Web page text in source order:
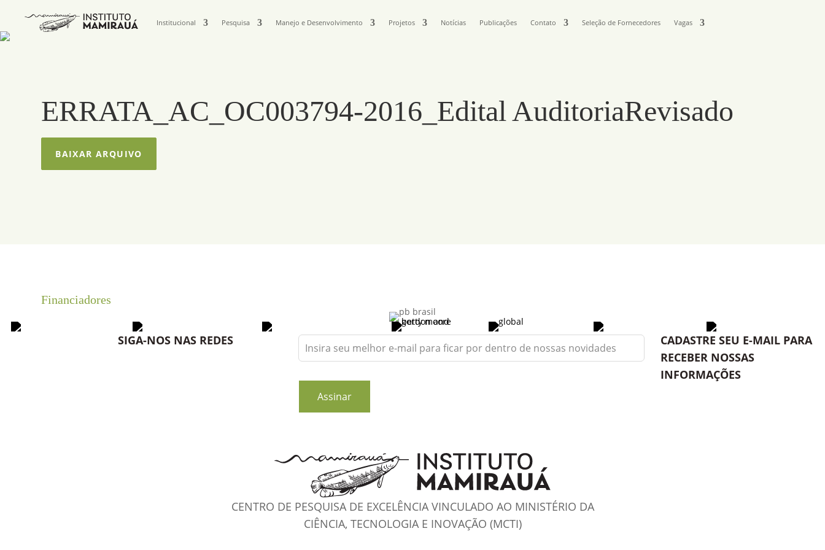
Institucional Pesquisa Manejo e Desenvolvimento Projetos Notícias Publicações Contato Seleção de Fornecedores Vagas
ERRATA_AC_OC003794-2016_Edital AuditoriaRevisado
BAIXAR ARQUIVO
Financiadores
SIGA-NOS NAS REDES
Leave
this
blank
Assinar
CADASTRE SEU E-MAIL PARA
RECEBER NOSSAS
INFORMAÇÕES
CENTRO DE PESQUISA DE EXCELÊNCIA VINCULADO AO MINISTÉRIO DA
CIÊNCIA, TECNOLOGIA E INOVAÇÃO (MCTI)